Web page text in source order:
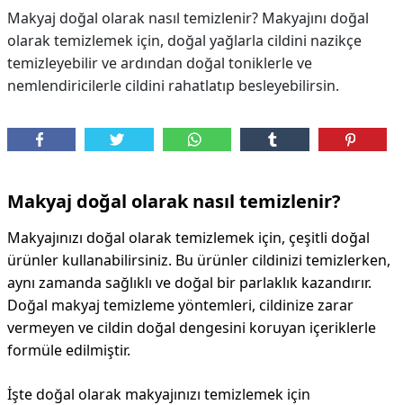
ERKEK
BAKIMI
CİLT
DİPLİNER
Makyaj doğal olarak nasıl temizlenir? Makyajını doğal
olarak temizlemek için, doğal yağlarla cildini nazikçe
temizleyebilir ve ardından doğal toniklerle ve
nemlendiricilerle cildini rahatlatıp besleyebilirsin.
Makyaj doğal olarak nasıl temizlenir?
Makyajınızı doğal olarak temizlemek için, çeşitli doğal
ürünler kullanabilirsiniz. Bu ürünler cildinizi temizlerken,
aynı zamanda sağlıklı ve doğal bir parlaklık kazandırır.
Doğal makyaj temizleme yöntemleri, cildinize zarar
vermeyen ve cildin doğal dengesini koruyan içeriklerle
formüle edilmiştir.
İşte doğal olarak makyajınızı temizlemek için